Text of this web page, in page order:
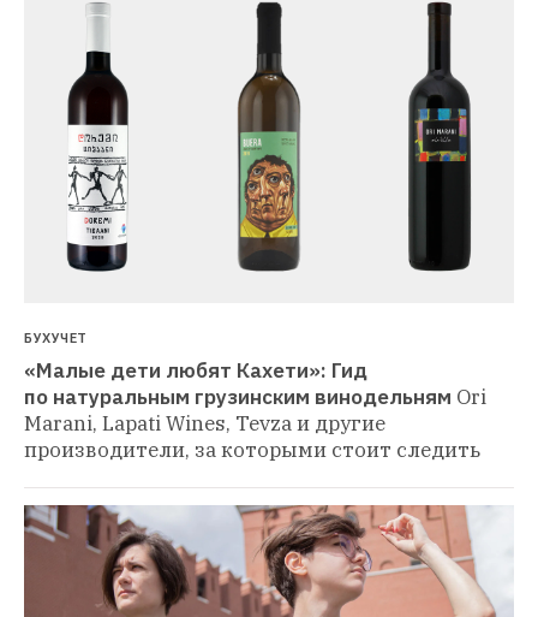
БУХУЧЕТ
«Малые дети любят Кахети»: Гид
по натуральным грузинским винодельням Ori
Marani, Lapati Wines, Tevza и другие
производители, за которыми стоит следить